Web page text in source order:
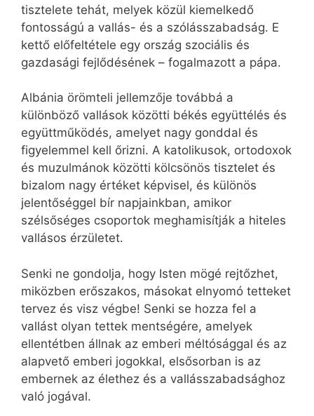
tisztelete tehát, melyek közül kiemelkedő
fontosságú a vallás- és a szólásszabadság. E
kettő előfeltétele egy ország szociális és
gazdasági fejlődésének – fogalmazott a pápa.
Albánia örömteli jellemzője továbbá a
különböző vallások közötti békés együttélés és
együttműködés, amelyet nagy gonddal és
figyelemmel kell őrizni. A katolikusok, ortodoxok
és muzulmánok közötti kölcsönös tisztelet és
bizalom nagy értéket képvisel, és különös
jelentőséggel bír napjainkban, amikor
szélsőséges csoportok meghamisítják a hiteles
vallásos érzületet.
Senki ne gondolja, hogy Isten mögé rejtőzhet,
miközben erőszakos, másokat elnyomó tetteket
tervez és visz végbe! Senki se hozza fel a
vallást olyan tettek mentségére, amelyek
ellentétben állnak az emberi méltósággal és az
alapvető emberi jogokkal, elsősorban is az
embernek az élethez és a vallásszabadsághoz
való jogával.